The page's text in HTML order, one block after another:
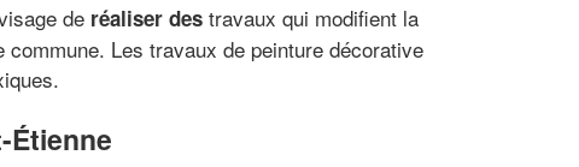
de réaliser des travaux qui modifient la
Les travaux de peinture décorative
Étienne